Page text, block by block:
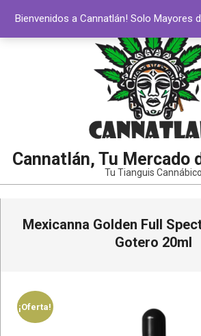
contenido
Cannatlán, Tu Mercado
Tu Tianguis Cannábico
Mexicanna Golden Full
Gotero 20ml
¡Oferta!
Bienvenidos a Cannatlán! Solo Mayores